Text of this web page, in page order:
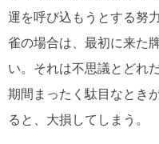
運を呼び込もうとする努
雀の場合は、最初に来た
い。それは不思議とどれ
期間まったく駄目なとき
ると、大損してしまう。